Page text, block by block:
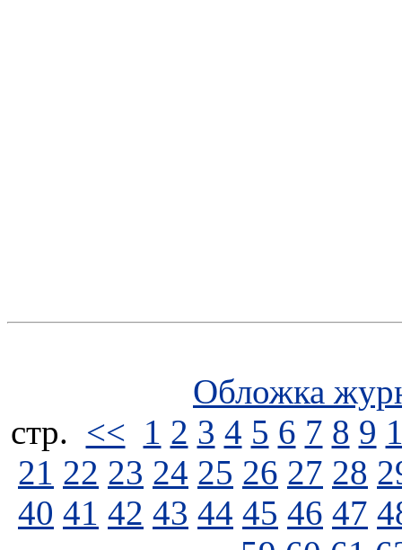
Обложка
стp. << 1 2 3 4 5 6 7 8 9
21 22 23 24 25 26 27 28
40 41 42 43 44 45 46 47